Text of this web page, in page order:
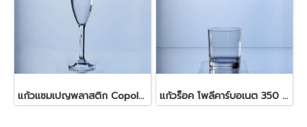
แก้วแชมเปญพลาสติก Copolyester 155 มล. แก้วร็อค โพลีคาร์บอเนต 350 มล.